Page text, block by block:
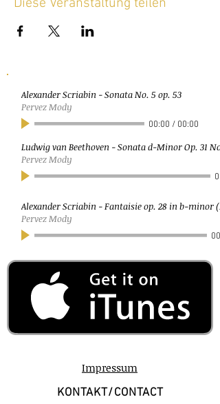
Diese Veranstaltung teilen
Alexander Scriabin - Sonata No. 5 op. 53
Pervez Mody
00:00 / 00:00
Ludwig van Beethoven - Sonata d-Minor Op. 31
Pervez Mody
Alexander Scriabin - Fantaisie op. 28 in b-minor
Pervez Mody
Impressum
KONTAKT/CONTACT